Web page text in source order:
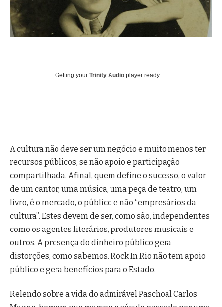
Getting your Trinity Audio player ready...
A cultura não deve ser um negócio e muito menos ter
recursos públicos, se não apoio e participação
compartilhada. Afinal, quem define o sucesso, o valor
de um cantor, uma música, uma peça de teatro, um
livro, é o mercado, o público e não “empresários da
cultura”. Estes devem de ser, como são, independentes
como os agentes literários, produtores musicais e
outros. A presença do dinheiro público gera
distorções, como sabemos. Rock In Rio não tem apoio
público e gera benefícios para o Estado.
Relendo sobre a vida do admirável Paschoal Carlos